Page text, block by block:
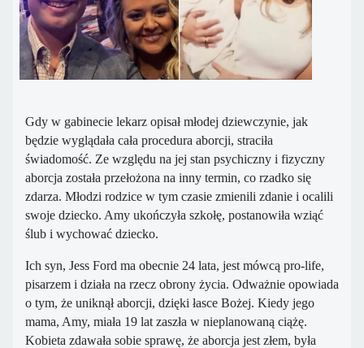
Gdy w gabinecie lekarz opisał młodej dziewczynie, jak
będzie wyglądała cała procedura aborcji, straciła
świadomość. Ze względu na jej stan psychiczny i fizyczny
aborcja została przełożona na inny termin, co rzadko się
zdarza. Młodzi rodzice w tym czasie zmienili zdanie i ocalili
swoje dziecko. Amy ukończyła szkołę, postanowiła wziąć
ślub i wychować dziecko.
Ich syn, Jess Ford ma obecnie 24 lata, jest mówcą pro-life,
pisarzem i działa na rzecz obrony życia. Odważnie opowiada
o tym, że uniknął aborcji, dzięki łasce Bożej. Kiedy jego
mama, Amy, miała 19 lat zaszła w nieplanowaną ciążę.
Kobieta zdawała sobie sprawę, że aborcja jest złem, była